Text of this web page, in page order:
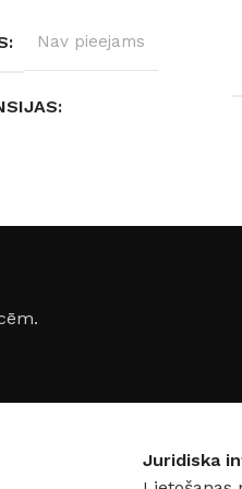
Nav pieejams
MATERIĀLS
mm ,960 × 2050
Juridiska